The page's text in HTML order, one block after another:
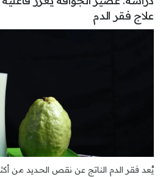
علاج فقر الدم
يُعد فقر الدم الناتج عن نقص الحديد من